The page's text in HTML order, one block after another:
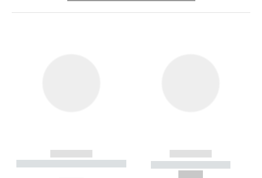
------------
----------- ----------- --------
------------
----------- -----------